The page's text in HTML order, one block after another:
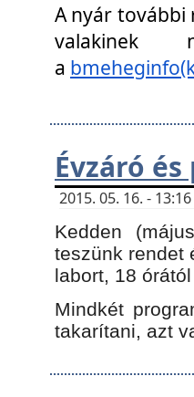
A nyár további
a
Évzáró
2015. 05. 16. -
Kedden
teszünk rendet
labort, 18
Mindkét
takarítani, azt